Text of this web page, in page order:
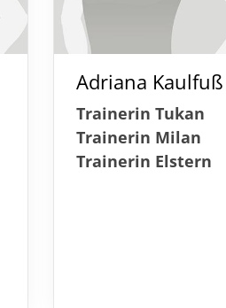
Adriana Kaulfuß
Trainerin Tukan
Trainerin Milan
Trainerin Elstern